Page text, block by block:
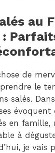
au
de
le
salés.
évoquent
en famille,
à
je vais